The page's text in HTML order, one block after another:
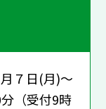
７日(月)～
（受付9時